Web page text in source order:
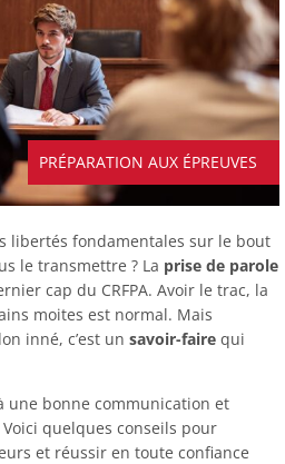
PRÉPARATION AUX ÉPREUVES
libertés fondamentales sur le bout
le transmettre ? La prise de parole
cap du CRFPA. Avoir le trac, la
moites est normal. Mais
inné, c’est un savoir-faire qui
une bonne communication et
quelques conseils pour
et réussir en toute confiance